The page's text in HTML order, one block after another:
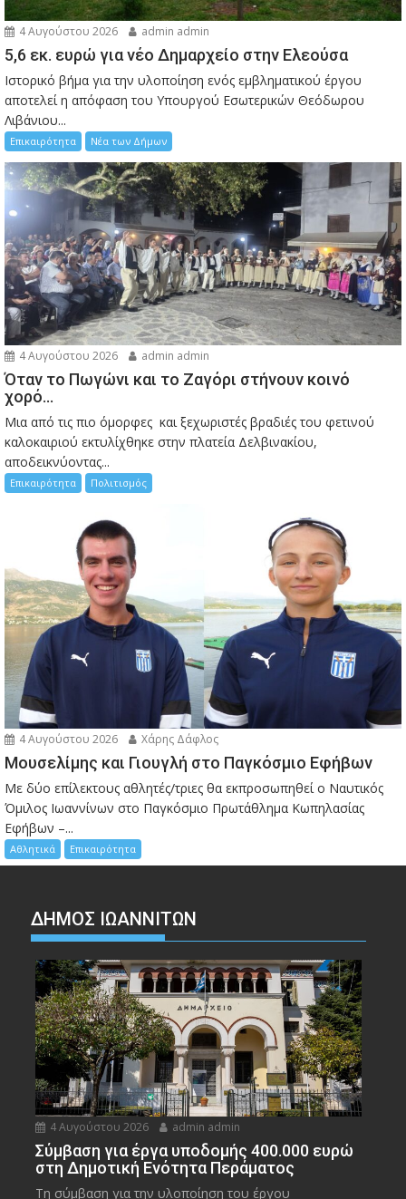
4 Αυγούστου 2026 admin admin
5,6 εκ. ευρώ για νέο Δημαρχείο στην Ελεούσα
Ιστορικό βήμα για την υλοποίηση ενός εμβληματικού έργου
αποτελεί η απόφαση του Υπουργού Εσωτερικών Θεόδωρου
Λιβάνιου...
Επικαιρότητα Νέα των Δήμων
4 Αυγούστου 2026 admin admin
Όταν το Πωγώνι και το Ζαγόρι στήνουν κοινό
χορό…
Μια από τις πιο όμορφες και ξεχωριστές βραδιές του φετινού
καλοκαιριού εκτυλίχθηκε στην πλατεία Δελβινακίου,
αποδεικνύοντας...
Επικαιρότητα Πολιτισμός
4 Αυγούστου 2026 Χάρης Δάφλος
Μουσελίμης και Γιουγλή στο Παγκόσμιο Εφήβων
Mε δύο επίλεκτους αθλητές/τριες θα εκπροσωπηθεί ο Ναυτικός
Όμιλος Ιωαννίνων στο Παγκόσμιο Πρωτάθλημα Κωπηλασίας
Εφήβων –...
Αθλητικά Επικαιρότητα
ΔΗΜΟΣ ΙΩΑΝΝΙΤΩΝ
4 Αυγούστου 2026 admin admin
Σύμβαση για έργα υποδομής 400.000 ευρώ
στη Δημοτική Ενότητα Περάματος
Τη σύμβαση για την υλοποίηση του έργου